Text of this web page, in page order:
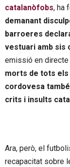
catalanòfobs, ha
demanant
barroeres
vestuari amb sis
emissió en directe
morts de tots els
cordovesa
crits i insults
Ara, però, el
recapacitat sobre